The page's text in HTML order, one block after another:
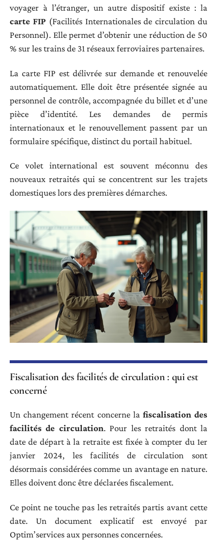
voyager à l’étranger, un autre dispositif existe : la
carte FIP (Facilités Internationales de circulation du
Personnel). Elle permet d’obtenir une réduction de 50
% sur les trains de 31 réseaux ferroviaires partenaires.
La carte FIP est délivrée sur demande et renouvelée
automatiquement. Elle doit être présentée signée au
personnel de contrôle, accompagnée du billet et d’une
pièce d’identité. Les demandes de permis
internationaux et le renouvellement passent par un
formulaire spécifique, distinct du portail habituel.
Ce volet international est souvent méconnu des
nouveaux retraités qui se concentrent sur les trajets
domestiques lors des premières démarches.
Fiscalisation des facilités de circulation : qui est
concerné
Un changement récent concerne la fiscalisation des
facilités de circulation. Pour les retraités dont la
date de départ à la retraite est fixée à compter du 1er
janvier 2024, les facilités de circulation sont
désormais considérées comme un avantage en nature.
Elles doivent donc être déclarées fiscalement.
Ce point ne touche pas les retraités partis avant cette
date. Un document explicatif est envoyé par
Optim’services aux personnes concernées.